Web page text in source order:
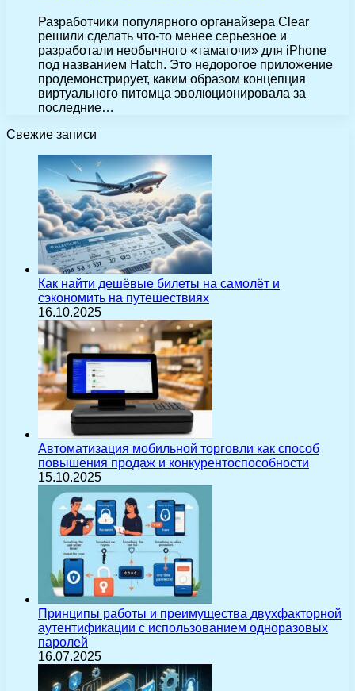
Разработчики популярного органайзера Clear
решили сделать что-то менее серьезное и
разработали необычного «тамагочи» для iPhone
под названием Hatch. Это недорогое приложение
продемонстрирует, каким образом концепция
виртуального питомца эволюционировала за
последние…
Свежие записи
Как найти дешёвые билеты на самолёт и
сэкономить на путешествиях
16.10.2025
Автоматизация мобильной торговли как способ
повышения продаж и конкурентоспособности
15.10.2025
Принципы работы и преимущества двухфакторной
аутентификации с использованием одноразовых
паролей
16.07.2025